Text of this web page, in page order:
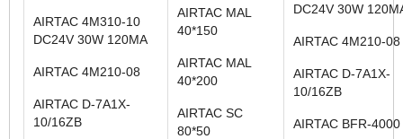
AIRTAC 4M310-10
DC24V 30W 120MA
AIRTAC 4M210-08
AIRTAC D-7A1X-
10/16ZB
AIRTAC MAL
40*150
AIRTAC MAL
40*200
AIRTAC SC
80*50
DC24V 30W
AIRTAC 4M210-
AIRTAC D-7A1X-
10/16ZB
AIRTAC BFR-4000